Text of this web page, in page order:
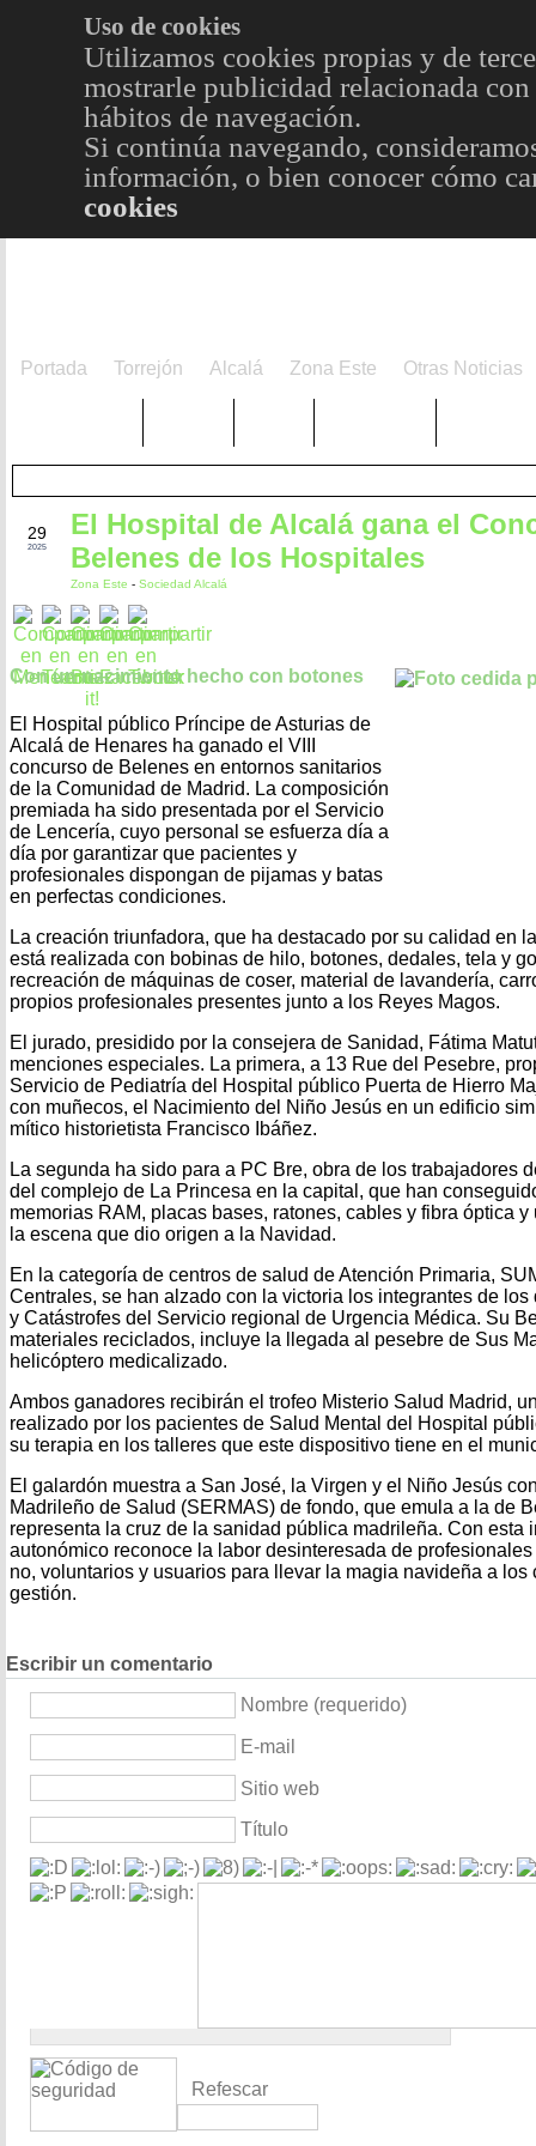
Uso de cookies
Utilizamos cookies propias y de
mostrarle publicidad relacionada
hábitos de navegación.
Si continúa navegando,
información, o bien conocer cómo
cookies
Portada Torrejón Alcalá Zona Este Otras Noticias
29
2025
El Hospital de Alcalá gana el
Belenes de los Hospitales
Zona Este - Sociedad Alcalá
Con un nacimiento hecho con botones
El Hospital público Príncipe de Asturias de
Alcalá de Henares ha ganado el VIII
concurso de Belenes en entornos sanitarios
de la Comunidad de Madrid. La composición
premiada ha sido presentada por el Servicio
de Lencería, cuyo personal se esfuerza día a
día por garantizar que pacientes y
profesionales dispongan de pijamas y batas
en perfectas condiciones.
La creación triunfadora, que ha destacado por su calidad en
está realizada con bobinas de hilo, botones, dedales, tela y
recreación de máquinas de coser, material de lavandería,
propios profesionales presentes junto a los Reyes Magos.
El jurado, presidido por la consejera de Sanidad, Fátima
menciones especiales. La primera, a 13 Rue del Pesebre,
Servicio de Pediatría del Hospital público Puerta de Hierro
con muñecos, el Nacimiento del Niño Jesús en un edificio
mítico historietista Francisco Ibáñez.
La segunda ha sido para a PC Bre, obra de los trabajadores
del complejo de La Princesa en la capital, que han
memorias RAM, placas bases, ratones, cables y fibra óptica
la escena que dio origen a la Navidad.
En la categoría de centros de salud de Atención Primaria,
Centrales, se han alzado con la victoria los integrantes de
y Catástrofes del Servicio regional de Urgencia Médica. Su
materiales reciclados, incluye la llegada al pesebre de Sus
helicóptero medicalizado.
Ambos ganadores recibirán el trofeo Misterio Salud Madrid,
realizado por los pacientes de Salud Mental del Hospital
su terapia en los talleres que este dispositivo tiene en el
El galardón muestra a San José, la Virgen y el Niño Jesús
Madrileño de Salud (SERMAS) de fondo, que emula a la de
representa la cruz de la sanidad pública madrileña. Con esta
autonómico reconoce la labor desinteresada de
no, voluntarios y usuarios para llevar la magia navideña a los
gestión.
Escribir un comentario
Nombre (requerido)
E-mail
Sitio web
Título
Refescar